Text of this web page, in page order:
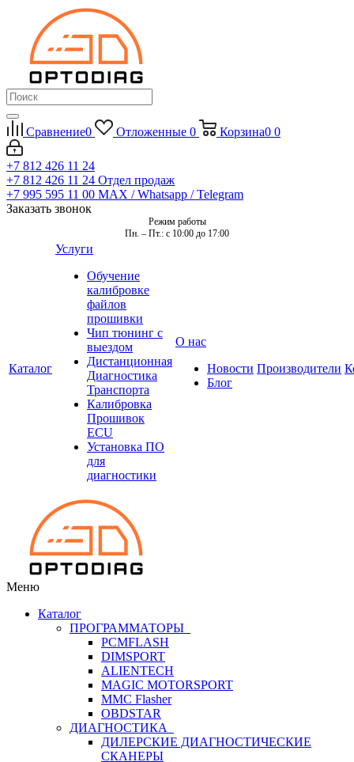
Сравнение0 Отложенные 0 Корзина0 0
+7 812 426 11 24
+7 812 426 11 24 Отдел продаж
+7 995 595 11 00 MAX / Whatsapp / Telegram
Заказать звонок
Режим работы
Пн. – Пт.: с 10:00 до 17:00
Каталог
Услуги
Обучение
калибровке
файлов
прошивки
Чип тюнинг с
выездом
Дистанционная
Диагностика
Транспорта
Калибровка
Прошивок
ECU
Установка ПО
для
диагностики
О нас
Новости
Блог
Производители
Меню
Каталог
ПРОГРАММАТОРЫ
PCMFLASH
DIMSPORT
ALIENTECH
MAGIC MOTORSPORT
MMC Flasher
OBDSTAR
ДИАГНОСТИКА
ДИЛЕРСКИЕ ДИАГНОСТИЧЕСКИЕ
СКАНЕРЫ